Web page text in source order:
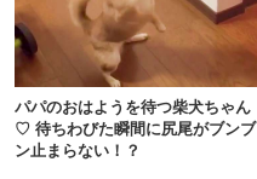
パパのおはようを待つ柴犬ちゃん
♡ 待ちわびた瞬間に尻尾がブンブ
ン止まらない！？